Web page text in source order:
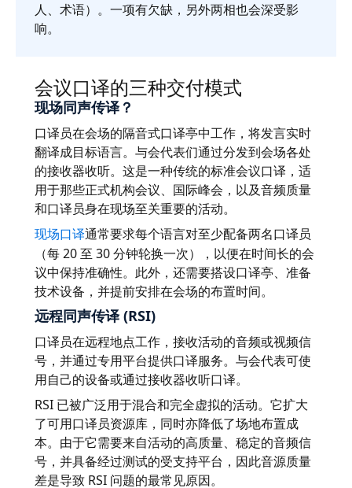
生命科学
金融
法律
公共机构
所有行业
快速、智能且可扩展的 AI 翻译
人、术语）。一项有欠缺，另外两相也会深受影
响。
会议口译的三种交付模式
现场同声传译？
口译员在会场的隔音式口译亭中工作，将发言实时
翻译成目标语言。与会代表们通过分发到会场各处
的接收器收听。这是一种传统的标准会议口译，适
用于那些正式机构会议、国际峰会，以及音频质量
和口译员身在现场至关重要的活动。
现场口译通常要求每个语言对至少配备两名口译员
（每 20 至 30 分钟轮换一次），以便在时间长的会
议中保持准确性。此外，还需要搭设口译亭、准备
技术设备，并提前安排在会场的布置时间。
远程同声传译 (RSI)
口译员在远程地点工作，接收活动的音频或视频信
号，并通过专用平台提供口译服务。与会代表可使
用自己的设备或通过接收器收听口译。
RSI 已被广泛用于混合和完全虚拟的活动。它扩大
了可用口译员资源库，同时亦降低了场地布置成
本。由于它需要来自活动的高质量、稳定的音频信
号，并具备经过测试的受支持平台，因此音源质量
差是导致 RSI 问题的最常见原因。